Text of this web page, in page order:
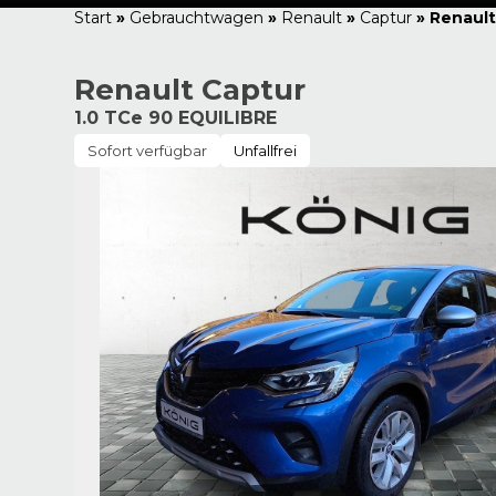
Start » Gebrauchtwagen » Renault » Captur »
Renault Captur
1.0 TCe 90 EQUILIBRE
Sofort verfügbar Unfallfrei